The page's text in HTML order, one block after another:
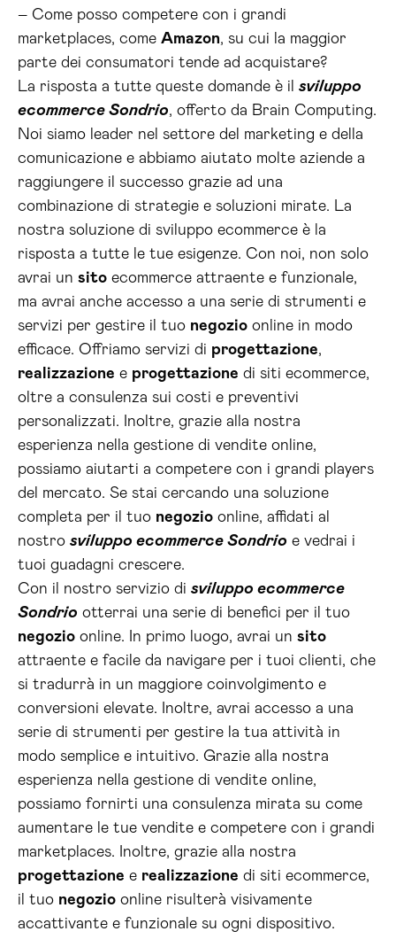
– Come posso competere con i grandi
marketplaces, come Amazon, su cui la maggior
parte dei consumatori tende ad acquistare?
La risposta a tutte queste domande è il sviluppo
ecommerce Sondrio, offerto da Brain Computing.
Noi siamo leader nel settore del marketing e della
comunicazione e abbiamo aiutato molte aziende a
raggiungere il successo grazie ad una
combinazione di strategie e soluzioni mirate. La
nostra soluzione di sviluppo ecommerce è la
risposta a tutte le tue esigenze. Con noi, non solo
avrai un sito ecommerce attraente e funzionale,
ma avrai anche accesso a una serie di strumenti e
servizi per gestire il tuo negozio online in modo
efficace. Offriamo servizi di progettazione,
realizzazione e progettazione di siti ecommerce,
oltre a consulenza sui costi e preventivi
personalizzati. Inoltre, grazie alla nostra
esperienza nella gestione di vendite online,
possiamo aiutarti a competere con i grandi players
del mercato. Se stai cercando una soluzione
completa per il tuo negozio online, affidati al
nostro sviluppo ecommerce Sondrio e vedrai i
tuoi guadagni crescere.
Con il nostro servizio di sviluppo ecommerce
Sondrio otterrai una serie di benefici per il tuo
negozio online. In primo luogo, avrai un sito
attraente e facile da navigare per i tuoi clienti, che
si tradurrà in un maggiore coinvolgimento e
conversioni elevate. Inoltre, avrai accesso a una
serie di strumenti per gestire la tua attività in
modo semplice e intuitivo. Grazie alla nostra
esperienza nella gestione di vendite online,
possiamo fornirti una consulenza mirata su come
aumentare le tue vendite e competere con i grandi
marketplaces. Inoltre, grazie alla nostra
progettazione e realizzazione di siti ecommerce,
il tuo negozio online risulterà visivamente
accattivante e funzionale su ogni dispositivo.